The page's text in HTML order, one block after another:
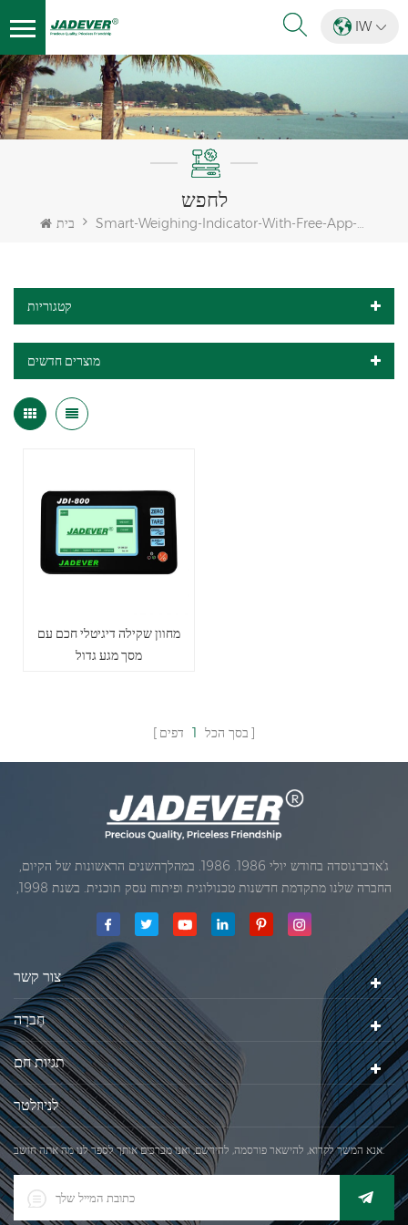
IW
לחפש
בית Smart-Weighing-Indicator-With-Free-App-And-Large-Touch-Screen
קטגוריות
מוצרים חדשים
מחוון שקילה דיגיטלי חכם עם
מסך מגע גדול
בסך הכל 1 דפים
ג'אדברנוסדה בחודש יולי 1986. 1986. במהלךהשנים הראשונות של הקיום,
החברה שלנו מתקדמת חדשנות טכנולוגית ופיתוח עסק תוכנית. בשנת 1998,
החברה שלנו השיגה את המטרה האיכותי, כאשר הראשון של המוצרים שלנו
ג'אדברסולם ושות 'בע"מהיה
צור קשר
חֶברָה
תגיות חם
לניוזלטר
אנא המשך לקרוא, להישאר פורסמה, להירשם, ואנו מברכים אותך לספר לנו מה אתה חושב.